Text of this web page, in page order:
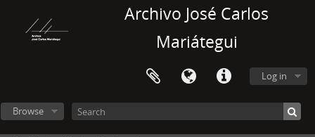
Archivo José Carlos
Mariátegui
Log in
Browse